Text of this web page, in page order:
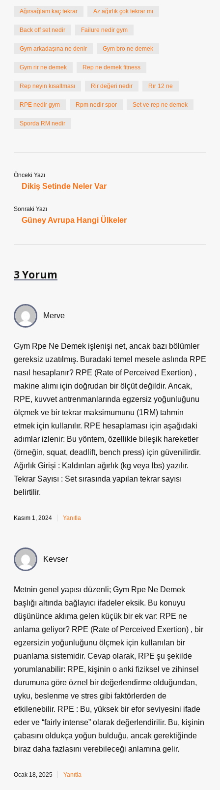
Ağırsağlam kaç tekrar Az ağırlık çok tekrar mı
Back off set nedir Failure nedir gym
Gym arkadaşına ne denir Gym bro ne demek
Gym rir ne demek Rep ne demek fitness
Rep neyin kısaltması Rir değeri nedir Rır 12 ne
RPE nedir gym Rpm nedir spor Set ve rep ne demek
Sporda RM nedir
Önceki Yazı
Dikiş Setinde Neler Var
Sonraki Yazı
Güney Avrupa Hangi Ülkeler
3 Yorum
Merve
Gym Rpe Ne Demek işlenişi net, ancak bazı bölümler
gereksiz uzatılmış. Buradaki temel mesele aslında RPE
nasıl hesaplanır? RPE (Rate of Perceived Exertion) ,
makine alımı için doğrudan bir ölçüt değildir. Ancak,
RPE, kuvvet antrenmanlarında egzersiz yoğunluğunu
ölçmek ve bir tekrar maksimumunu (1RM) tahmin
etmek için kullanılır. RPE hesaplaması için aşağıdaki
adımlar izlenir: Bu yöntem, özellikle bileşik hareketler
(örneğin, squat, deadlift, bench press) için güvenilirdir.
Ağırlık Girişi : Kaldırılan ağırlık (kg veya lbs) yazılır.
Tekrar Sayısı : Set sırasında yapılan tekrar sayısı
belirtilir.
Kasım 1, 2024 Yanıtla
Kevser
Metnin genel yapısı düzenli; Gym Rpe Ne Demek
başlığı altında bağlayıcı ifadeler eksik. Bu konuyu
düşününce aklıma gelen küçük bir ek var: RPE ne
anlama geliyor? RPE (Rate of Perceived Exertion) , bir
egzersizin yoğunluğunu ölçmek için kullanılan bir
puanlama sistemidir. Cevap olarak, RPE şu şekilde
yorumlanabilir: RPE, kişinin o anki fiziksel ve zihinsel
durumuna göre öznel bir değerlendirme olduğundan,
uyku, beslenme ve stres gibi faktörlerden de
etkilenebilir. RPE : Bu, yüksek bir efor seviyesini ifade
eder ve “fairly intense” olarak değerlendirilir. Bu, kişinin
çabasını oldukça yoğun bulduğu, ancak gerektiğinde
biraz daha fazlasını verebileceği anlamına gelir.
Ocak 18, 2025 Yanıtla